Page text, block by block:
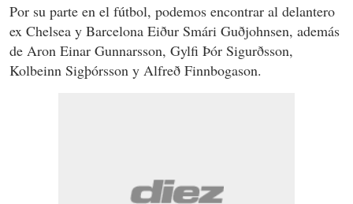
Por su parte en el fútbol, podemos encontrar al delantero
ex Chelsea y Barcelona Eiður Smári Guðjohnsen, además
de Aron Einar Gunnarsson, Gylfi Þór Sigurðsson,
Kolbeinn Sigþórsson y Alfreð Finnbogason.